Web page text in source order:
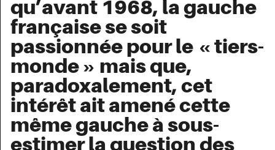
qu’avant 1968, la gauche
française se soit
passionnée pour le « tiers-
monde » mais que,
paradoxalement, cet
intérêt ait amené cette
même gauche à sous-
estimer la question des